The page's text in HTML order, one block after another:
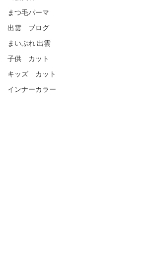
まつ毛パーマ
出雲 ブログ
まいぷれ 出雲
子供 カット
キッズ カット
インナーカラー